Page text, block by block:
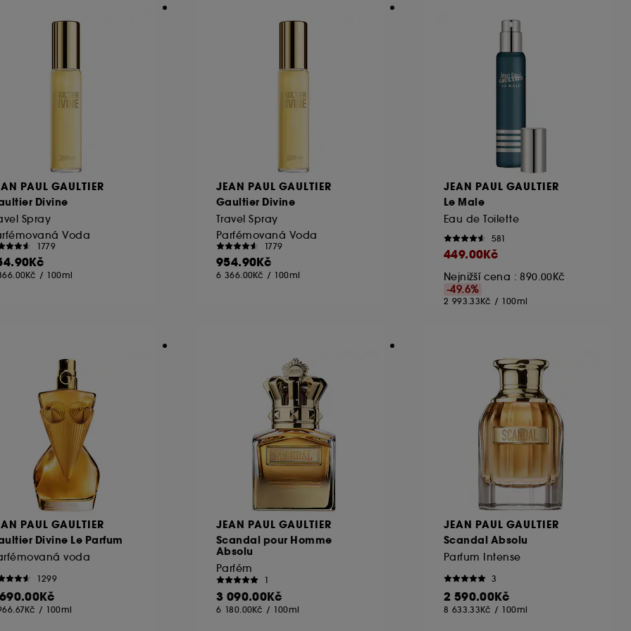
PAUL GAULTIER
Divine
Spray
Voda
1779
/ 100ml
JEAN PAUL GAULTIER
Gaultier Divine
Travel Spray
Parfémovaná Voda
1779
954.90Kč
6 366.00Kč / 100ml
JEAN PAUL GAULTIER
Le Male
Eau de Toilette
581
449.00Kč
Nejnižší cena :890.00Kč
-49.6%
2 993.33Kč / 100ml
PAUL GAULTIER
Divine Le Parfum
voda
1299
/ 100ml
JEAN PAUL GAULTIER
Scandal pour Homme
Absolu
Parfém
1
3 090.00Kč
6 180.00Kč / 100ml
JEAN PAUL GAULTIER
Scandal Absolu
Parfum Intense
3
2 590.00Kč
8 633.33Kč / 100ml